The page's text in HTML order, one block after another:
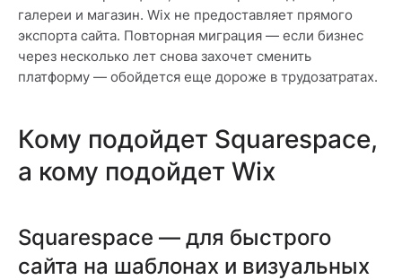
галереи и магазин. Wix не предоставляет прямого
экспорта сайта. Повторная миграция — если бизнес
через несколько лет снова захочет сменить
платформу — обойдется еще дороже в трудозатратах.
Кому подойдет Squarespace,
а кому подойдет Wix
Squarespace — для быстрого
сайта на шаблонах и визуальных